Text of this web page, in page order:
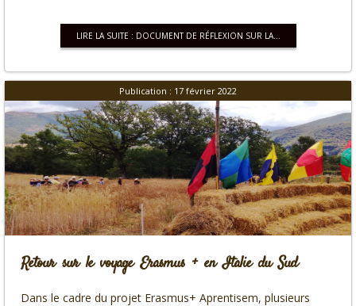
LIRE LA SUITE : DOCUMENT DE RÉFLEXION SUR LA...
Publication : 17 février 2022
Retour sur le voyage Erasmus + en Italie du Sud
Dans le cadre du projet Erasmus+ Aprentisem, plusieurs